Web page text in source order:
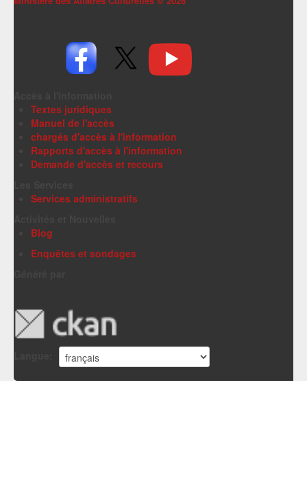
Textes juridiques
Manuel de l'accès
chargés d'accès à l'information
Rapports d'accès à l'information
Demande d'accès et recours
Services administratifs
Blog
Enquêtes et sondages